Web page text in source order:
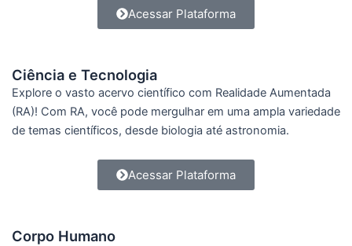
Acessar Plataforma
Ciência e Tecnologia
Explore o vasto acervo científico com Realidade Aumentada
(RA)! Com RA, você pode mergulhar em uma ampla variedade
de temas científicos, desde biologia até astronomia.
Acessar Plataforma
Corpo Humano